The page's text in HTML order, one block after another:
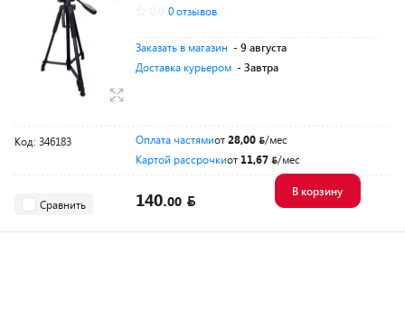
0 отзывов
Заказать в магазин - 9 августа
Доставка курьером - Завтра
Код: 346183 Оплата частямиот28,00
/мес
Картой рассрочкиот 11,67 /мес
Сравнить 140.00
В корзину